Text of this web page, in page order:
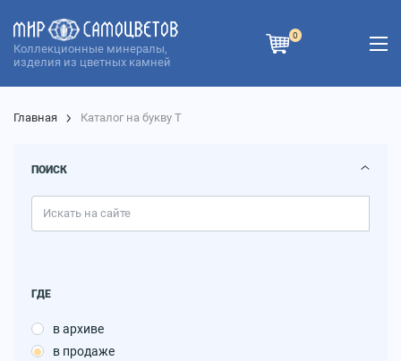
Коллекционные минералы,
изделия из цветных камней
0
Главная Каталог на букву Т
ПОИСК
ГДЕ
в архиве
в продаже